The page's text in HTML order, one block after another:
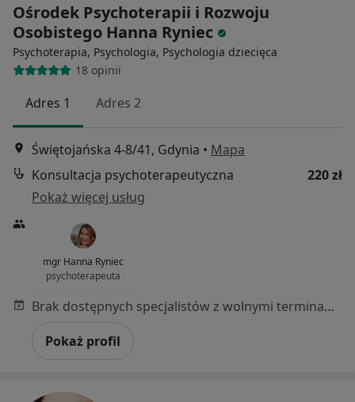
Ośrodek Psychoterapii i Rozwoju
Osobistego Hanna Ryniec
Psychoterapia, Psychologia, Psychologia dziecięca
18 opinii
Adres 1 Adres 2
Świętojańska 4-8/41, Gdynia • Mapa
Konsultacja psychoterapeutyczna
220 zł
Pokaż więcej usług
mgr Hanna Ryniec
psychoterapeuta
Brak dostępnych specjalistów z wolnymi terminami w tym centrum medycznym.
Pokaż profil